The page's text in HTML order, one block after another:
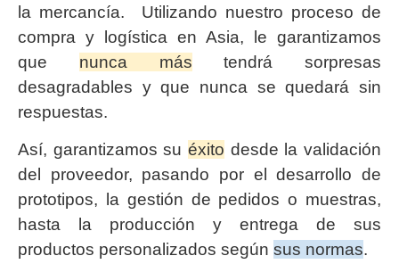
la mercancía. Utilizando nuestro proceso de
compra y logística en Asia, le garantizamos
que nunca más tendrá sorpresas
desagradables y que nunca se quedará sin
respuestas.
Así, garantizamos su éxito desde la validación
del proveedor, pasando por el desarrollo de
prototipos, la gestión de pedidos o muestras,
hasta la producción y entrega de sus
productos personalizados según sus normas.